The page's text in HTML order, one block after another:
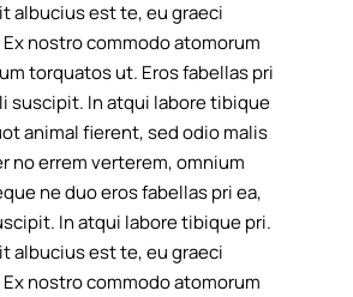
albucius est te, eu graeci
nostro commodo atomorum
torquatos ut. Eros fabellas pri
suscipit. In atqui labore tibique
animal fierent, sed odio malis
no errem verterem, omnium
ne duo eros fabellas pri ea,
In atqui labore tibique pri.
albucius est te, eu graeci
nostro commodo atomorum